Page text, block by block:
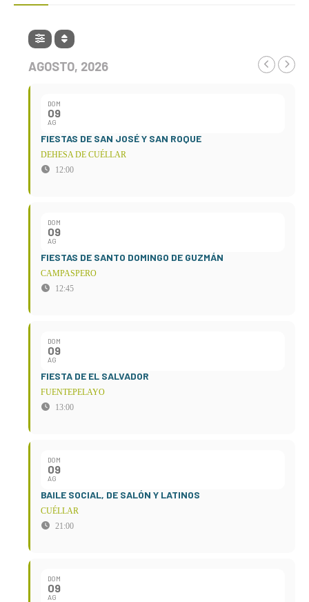
AGOSTO, 2026
DOM
09
AG
FIESTAS DE SAN JOSÉ Y SAN ROQUE
DEHESA DE CUÉLLAR
12:00
DOM
09
AG
FIESTAS DE SANTO DOMINGO DE GUZMÁN
CAMPASPERO
12:45
DOM
09
AG
FIESTA DE EL SALVADOR
FUENTEPELAYO
13:00
DOM
09
AG
BAILE SOCIAL, DE SALÓN Y LATINOS
CUÉLLAR
21:00
DOM
09
AG